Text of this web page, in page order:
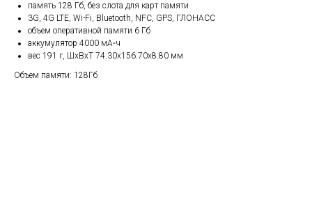
память 128 Гб, без слота для карт памяти
3G, 4G LTE, Wi-Fi, Bluetooth, NFC, GPS, ГЛОНАСС
объем оперативной памяти 6 Гб
аккумулятор 4000 мА⋅ч
вес 191 г, ШxВxТ 74.30x156.70x8.80 мм
Объем памяти: 128Гб